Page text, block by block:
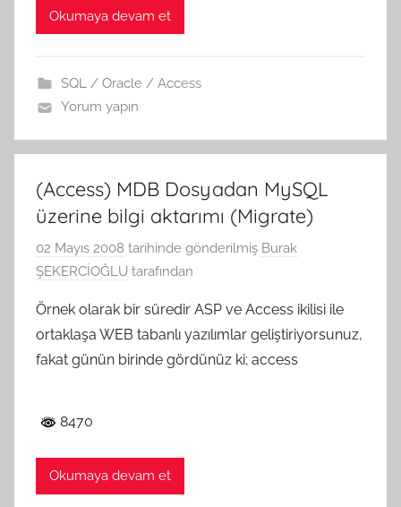
Okumaya devam et
SQL / Oracle / Access
Yorum yapın
(Access) MDB Dosyadan MySQL
üzerine bilgi aktarımı (Migrate)
02 Mayıs 2008 tarihinde gönderilmiş Burak
ŞEKERCİOĞLU tarafından
Örnek olarak bir süredir ASP ve Access ikilisi ile
ortaklaşa WEB tabanlı yazılımlar geliştiriyorsunuz,
fakat günün birinde gördünüz ki; access
8470
Okumaya devam et